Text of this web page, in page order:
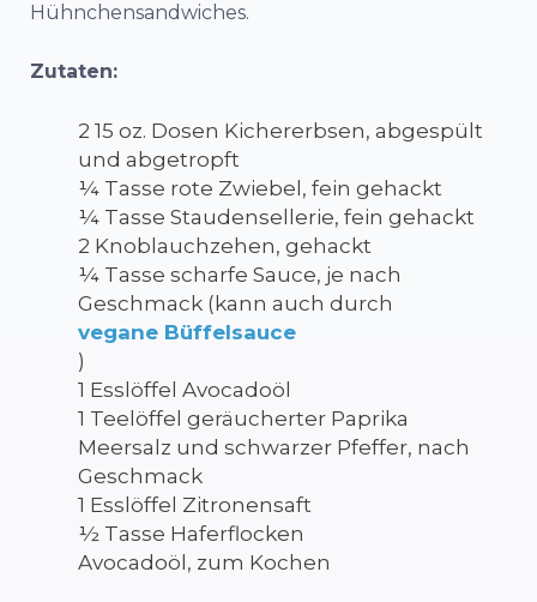
Hühnchensandwiches.
Zutaten:
2 15 oz. Dosen Kichererbsen, abgespült
und abgetropft
¼ Tasse rote Zwiebel, fein gehackt
¼ Tasse Staudensellerie, fein gehackt
2 Knoblauchzehen, gehackt
¼ Tasse scharfe Sauce, je nach
Geschmack (kann auch durch
vegane Büffelsauce
)
1 Esslöffel Avocadoöl
1 Teelöffel geräucherter Paprika
Meersalz und schwarzer Pfeffer, nach
Geschmack
1 Esslöffel Zitronensaft
½ Tasse Haferflocken
Avocadoöl, zum Kochen